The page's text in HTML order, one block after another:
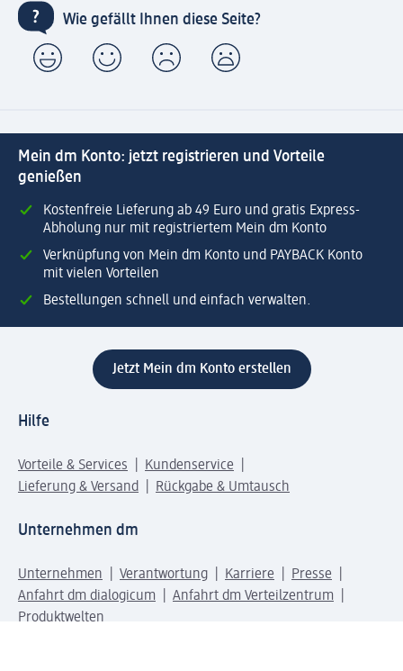
Wie gefällt Ihnen diese Seite?
Mein dm Konto: jetzt registrieren und Vorteile
genießen
Kostenfreie Lieferung ab 49 Euro und gratis Express-
Abholung nur mit registriertem Mein dm Konto
Verknüpfung von Mein dm Konto und PAYBACK Konto
mit vielen Vorteilen
Bestellungen schnell und einfach verwalten.
Jetzt Mein dm Konto erstellen
Hilfe
Vorteile & Services
Kundenservice
Lieferung & Versand
Rückgabe & Umtausch
Unternehmen dm
Unternehmen Verantwortung Karriere
Presse
Anfahrt dm dialogicum
Anfahrt dm Verteilzentrum
Produktwelten